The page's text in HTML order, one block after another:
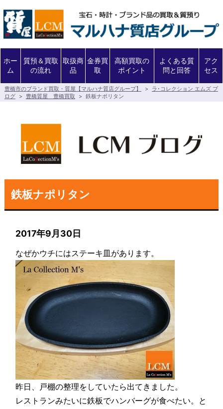
ホー
ム
質預＆買取
の流れ
取扱商
品
金券買
取
高額買取の
ポイント
よくある質
問と回答
アク
セス
豊橋市のブランド買取・質屋【マルハナ質店グループ】 >
ラ･コレクション エムズ ブ
ログ > 豊橋質屋 豊橋買取 > 鉄板ナポリタン
鉄板ナポリタン
2017年9月30日
なぜかウチにはステーキ皿があります。
昨日、戸棚の整理をしていたら出てきました。
レストランみたいに鉄板でハンバーグが食べたい。と